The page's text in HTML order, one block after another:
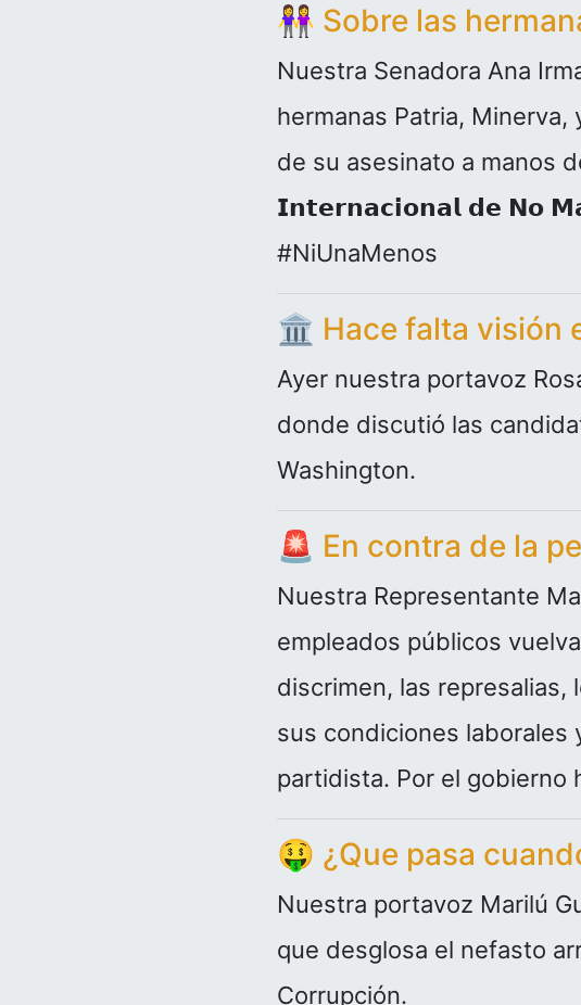
👭 Sobre las
Nuestra Senadora Ana
hermanas Patria, Minerva,
de su asesinato a manos
𝗜𝗻𝘁𝗲𝗿𝗻𝗮𝗰𝗶𝗼𝗻𝗮𝗹 𝗱𝗲 𝗡𝗼
#NiUnaMenos
🏛️ Hace falta visión
Ayer nuestra portavoz
donde discutió las
Washington.
🚨 En contra de la
Nuestra Representante
empleados públicos
discrimen, las represalias,
sus condiciones laborales
partidista. Por el gobierno
🤑 ¿Que pasa
Nuestra portavoz Marilú
que desglosa el nefasto
Corrupción.